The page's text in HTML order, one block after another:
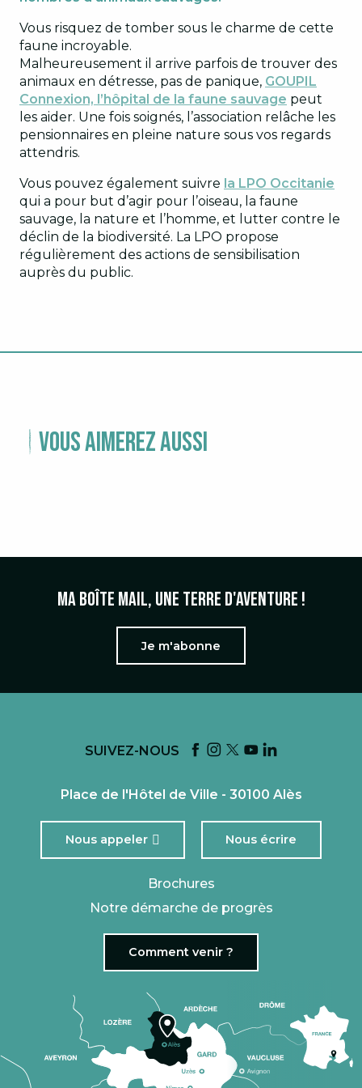
Vous risquez de tomber sous le charme de cette
faune incroyable.
Malheureusement il arrive parfois de trouver des
animaux en détresse, pas de panique, GOUPIL
Connexion, l’hôpital de la faune sauvage peut
les aider. Une fois soignés, l’association relâche les
pensionnaires en pleine nature sous vos regards
attendris.
Vous pouvez également suivre la LPO Occitanie
qui a pour but d’agir pour l’oiseau, la faune
sauvage, la nature et l’homme, et lutter contre le
déclin de la biodiversité. La LPO propose
régulièrement des actions de sensibilisation
auprès du public.
Vous aimerez aussi
Ma boîte mail, une terre d'aventure !
Je m'abonne
SUIVEZ-NOUS
Place de l'Hôtel de Ville - 30100 Alès
Nous appeler Nous écrire
Brochures
Notre démarche de progrès
Comment venir ?